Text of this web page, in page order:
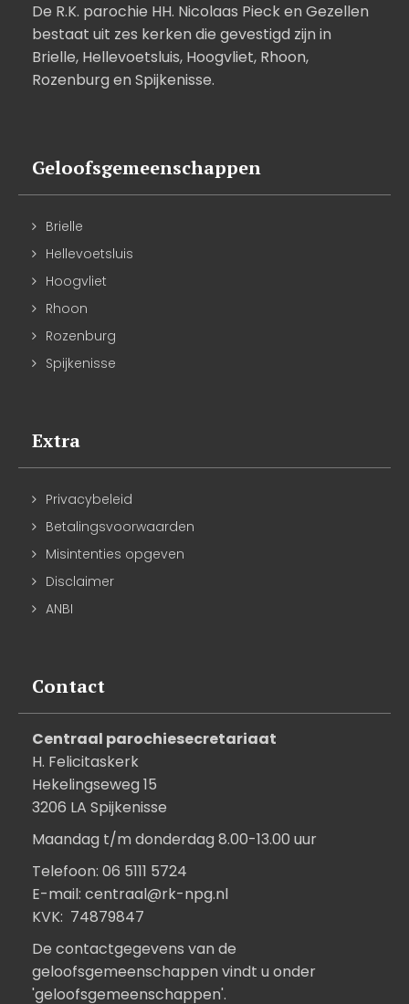
De R.K. parochie HH. Nicolaas Pieck en Gezellen
bestaat uit zes kerken die gevestigd zijn in
Brielle, Hellevoetsluis, Hoogvliet, Rhoon,
Rozenburg en Spijkenisse.
Geloofsgemeenschappen
Brielle
Hellevoetsluis
Hoogvliet
Rhoon
Rozenburg
Spijkenisse
Extra
Privacybeleid
Betalingsvoorwaarden
Misintenties opgeven
Disclaimer
ANBI
Contact
Centraal parochiesecretariaat
H. Felicitaskerk
Hekelingseweg 15
3206 LA Spijkenisse
Maandag t/m donderdag 8.00-13.00 uur
Telefoon: 06 5111 5724
E-mail: centraal@rk-npg.nl
KVK: 74879847
De contactgegevens van de
geloofsgemeenschappen vindt u onder
'geloofsgemeenschappen'.